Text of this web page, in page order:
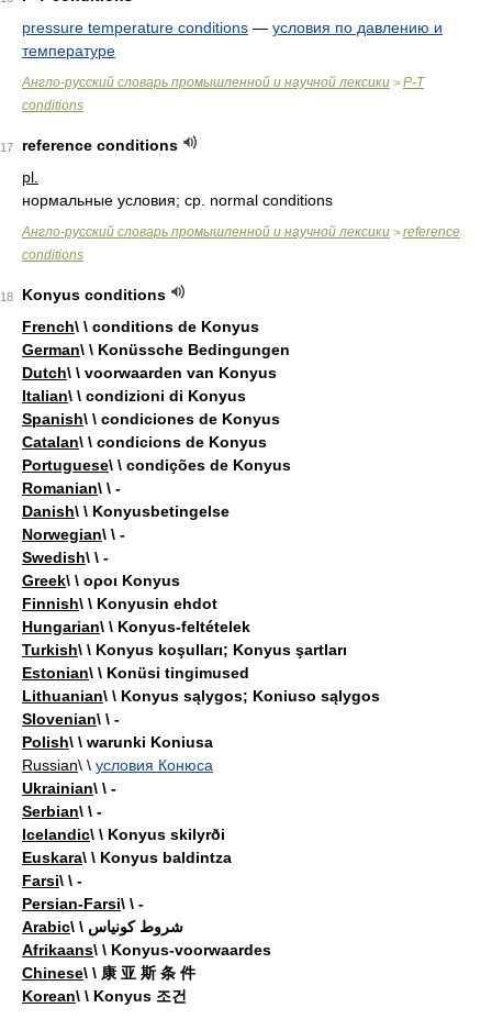
pressure temperature conditions — условия по давлению и
температуре
Англо-русский словарь промышленной и научной лексики > P-T
conditions
17
reference conditions
pl.
нормальные условия; ср. normal conditions
Англо-русский словарь промышленной и научной лексики > reference
conditions
18
Konyus conditions
French\ \ conditions de Konyus
German\ \ Konüssche Bedingungen
Dutch\ \ voorwaarden van Konyus
Italian\ \ condizioni di Konyus
Spanish\ \ condiciones de Konyus
Catalan\ \ condicions de Konyus
Portuguese\ \ condições de Konyus
Romanian\ \ -
Danish\ \ Konyusbetingelse
Norwegian\ \ -
Swedish\ \ -
Greek\ \ οροι Konyus
Finnish\ \ Konyusin ehdot
Hungarian\ \ Konyus-feltételek
Turkish\ \ Konyus koşulları; Konyus şartları
Estonian\ \ Konüsi tingimused
Lithuanian\ \ Konyus sąlygos; Koniuso sąlygos
Slovenian\ \ -
Polish\ \ warunki Koniusa
Russian\ \ условия Конюса
Ukrainian\ \ -
Serbian\ \ -
Icelandic\ \ Konyus skilyrði
Euskara\ \ Konyus baldintza
Farsi\ \ -
Persian-Farsi\ \ -
Arabic
\ \ شروط كونياس
Afrikaans\ \ Konyus-voorwaardes
Chinese\ \ 康 亚 斯 条 件
Korean\ \ Konyus 조건